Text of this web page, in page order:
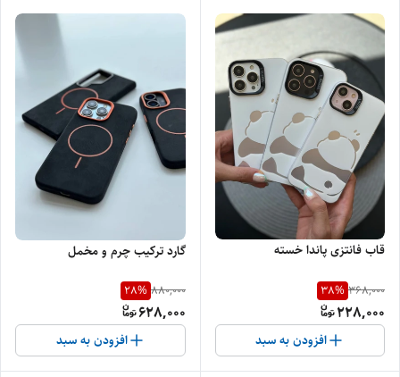
قاب فانتزی پاندا خسته
368,000
38%
228,000
افزودن به سبد
گارد ترکیب چرم و مخمل
880,000
28%
628,000
افزودن به سبد